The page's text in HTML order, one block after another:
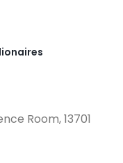
Room, 13701